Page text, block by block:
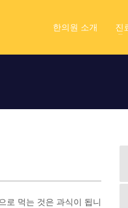
한의원 소개 진
로 먹는 것은 과식이 됩니